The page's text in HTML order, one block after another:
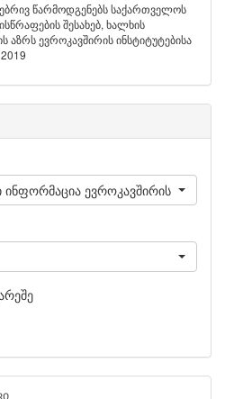
წარმოდგენებს საქართველოს
შესახებ, ხალხის
ევროკავშირის ინსტიტუტებისა
ინფორმაცია ევროკავშირის